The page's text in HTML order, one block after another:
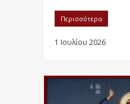
Περισσότερα
1 Ιουλίου 2026